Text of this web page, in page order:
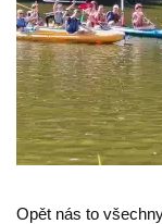
Opět nás to